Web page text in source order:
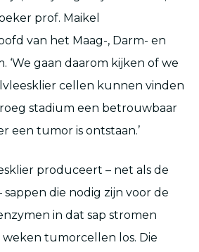
prof. Maikel
van het Maag-, Darm- en
‘We gaan daarom kijken of we
cellen kunnen vinden
stadium een betrouwbaar
een tumor is ontstaan.’
produceert – net als de
sappen die nodig zijn voor de
in dat sap stromen
tumorcellen los. Die